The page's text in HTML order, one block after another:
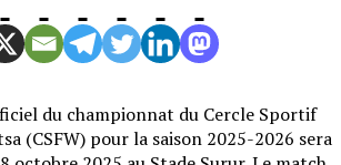
du championnat du Cercle Sportif
(CSFW) pour la saison 2025-2026 sera